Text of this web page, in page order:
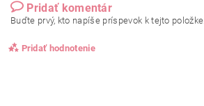
Pridať komentár
Buďte prvý, kto napíše príspevok k tejto položke.
Pridať hodnotenie